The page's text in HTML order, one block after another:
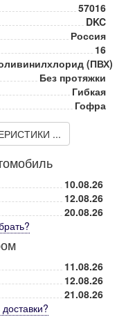
57016
DKC
Россия
16
(ПВХ)
Без протяжки
Гибкая
Гофра
...
10.08.26
12.08.26
20.08.26
11.08.26
12.08.26
21.08.26
доставки?